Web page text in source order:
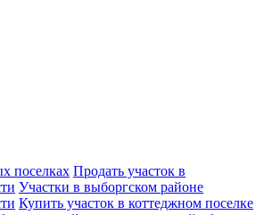
поселках Продать участок в
Участки в выборгском районе
Купить участок в коттеджном поселке